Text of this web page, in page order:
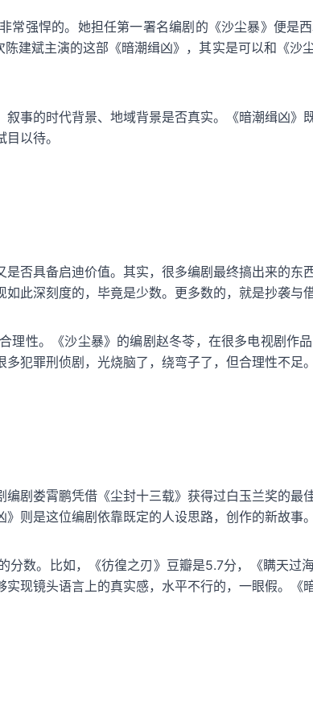
常强悍的。她担任第一署名编剧的《沙尘暴》便是
建斌主演的这部《暗潮缉凶》，其实是可以和《
事的时代背景、地域背景是否真实。《暗潮缉凶》
以待。
否具备启迪价值。其实，很多编剧最终搞出来的
此深刻度的，毕竟是少数。更多数的，就是抄袭与借
理性。《沙尘暴》的编剧赵冬苓，在很多电视剧作
犯罪刑侦剧，光烧脑了，绕弯子了，但合理性不足。
剧娄霄鹏凭借《尘封十三载》获得过白玉兰奖的
则是这位编剧依靠既定的人设思路，创作的新故事
数。比如，《彷徨之刃》豆瓣是5.7分，《瞒天过
现镜头语言上的真实感，水平不行的，一眼假。《